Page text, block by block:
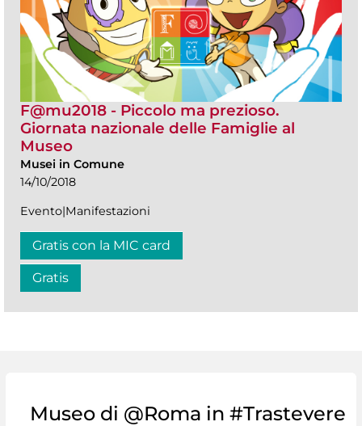
F@mu2018 - Piccolo ma prezioso.
Giornata nazionale delle Famiglie al
Museo
Musei in Comune
14/10/2018
Evento|Manifestazioni
Gratis con la MIC card
Gratis
Museo di @Roma in #Trastevere